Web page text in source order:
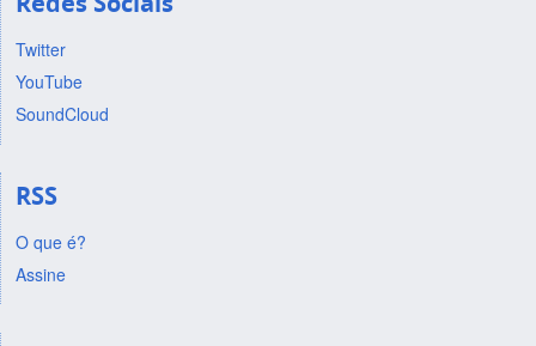
Twitter
YouTube
SoundCloud
RSS
O que é?
Assine